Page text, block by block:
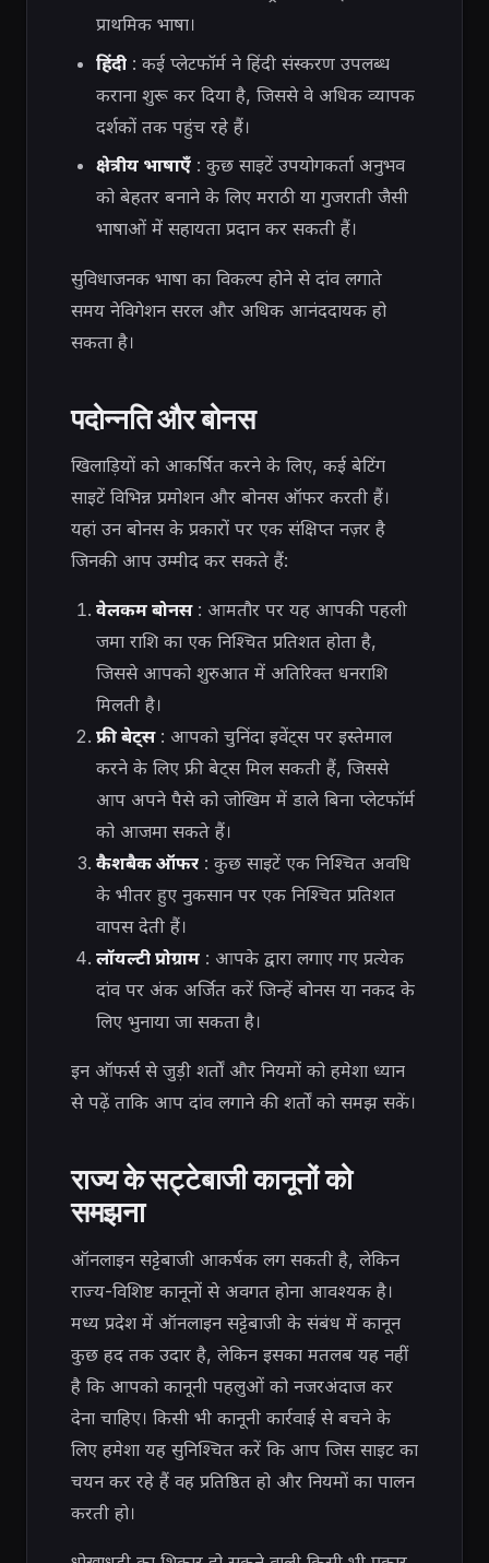
प्राथमिक भाषा।
हिंदी: कई प्लेटफॉर्म ने हिंदी संस्करण उपलब्ध
कराना शुरू कर दिया है, जिससे वे अधिक व्यापक
दर्शकों तक पहुंच रहे हैं।
क्षेत्रीय भाषाएँ: कुछ साइटें उपयोगकर्ता अनुभव
को बेहतर बनाने के लिए मराठी या गुजराती जैसी
भाषाओं में सहायता प्रदान कर सकती हैं।
सुविधाजनक भाषा का विकल्प होने से दांव लगाते
समय नेविगेशन सरल और अधिक आनंददायक हो
सकता है।
पदोन्नति और बोनस
खिलाड़ियों को आकर्षित करने के लिए, कई बेटिंग
साइटें विभिन्न प्रमोशन और बोनस ऑफर करती हैं।
यहां उन बोनस के प्रकारों पर एक संक्षिप्त नज़र है
जिनकी आप उम्मीद कर सकते हैं:
वेलकम बोनस: आमतौर पर यह आपकी पहली
जमा राशि का एक निश्चित प्रतिशत होता है,
जिससे आपको शुरुआत में अतिरिक्त धनराशि
मिलती है।
फ्री बेट्स: आपको चुनिंदा इवेंट्स पर इस्तेमाल
करने के लिए फ्री बेट्स मिल सकती हैं, जिससे
आप अपने पैसे को जोखिम में डाले बिना प्लेटफॉर्म
को आजमा सकते हैं।
कैशबैक ऑफर: कुछ साइटें एक निश्चित अवधि
के भीतर हुए नुकसान पर एक निश्चित प्रतिशत
वापस देती हैं।
लॉयल्टी प्रोग्राम: आपके द्वारा लगाए गए प्रत्येक
दांव पर अंक अर्जित करें जिन्हें बोनस या नकद के
लिए भुनाया जा सकता है।
इन ऑफर्स से जुड़ी शर्तों और नियमों को हमेशा ध्यान
से पढ़ें ताकि आप दांव लगाने की शर्तों को समझ सकें।
राज्य के सट्टेबाजी कानूनों को
समझना
ऑनलाइन सट्टेबाजी आकर्षक लग सकती है, लेकिन
राज्य-विशिष्ट कानूनों से अवगत होना आवश्यक है।
मध्य प्रदेश में ऑनलाइन सट्टेबाजी के संबंध में कानून
कुछ हद तक उदार है, लेकिन इसका मतलब यह नहीं
है कि आपको कानूनी पहलुओं को नजरअंदाज कर
देना चाहिए। किसी भी कानूनी कार्रवाई से बचने के
लिए हमेशा यह सुनिश्चित करें कि आप जिस साइट का
चयन कर रहे हैं वह प्रतिष्ठित हो और नियमों का पालन
करती हो।